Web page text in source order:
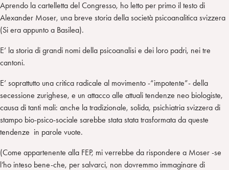
Aprendo la cartelletta del Congresso, ho letto per primo il testo di
Alexander Moser, una breve storia della società psicoanalitica svizzera
(Si era appunto a Basilea).
E’ la storia di grandi nomi della psicoanalisi e dei loro padri, nei tre
cantoni.
E’ soprattutto una critica radicale al movimento -“impotente”- della
secessione zurighese, e un attacco alle attuali tendenze neo biologiste,
causa di tanti mali: anche la tradizionale, solida, psichiatria svizzera di
stampo bio-psico-sociale sarebbe stata stata trasformata da queste
tendenze in parole vuote.
(Come appartenente alla FEP, mi verrebbe da rispondere a Moser -se
l’ho inteso bene-che, per salvarci, non dovremmo immaginare di